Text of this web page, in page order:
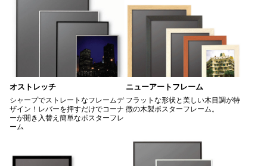
オストレッチ
シャープでストレートなフレームデ
ザイン！レバーを押すだけでコーナ
ーが開き入替え簡単なポスターフレ
ーム
ニューアートフレーム
フラットな形状と美しい木目調が特
徴の木製ポスターフレーム。